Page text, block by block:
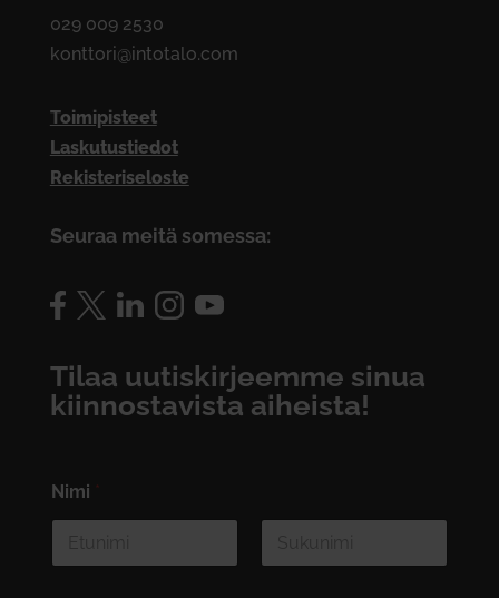
029 009 2530
konttori@intotalo.com
Toimipisteet
Laskutustiedot
Rekisteriseloste
Seuraa meitä somessa:
Tilaa uutiskirjeemme sinua
kiinnostavista aiheista!
Nimi *